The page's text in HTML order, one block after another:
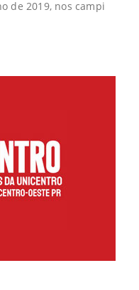
de 2019, nos campi